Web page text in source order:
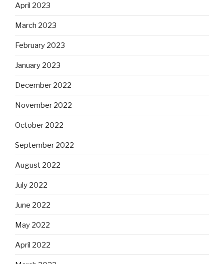
April 2023
March 2023
February 2023
January 2023
December 2022
November 2022
October 2022
September 2022
August 2022
July 2022
June 2022
May 2022
April 2022